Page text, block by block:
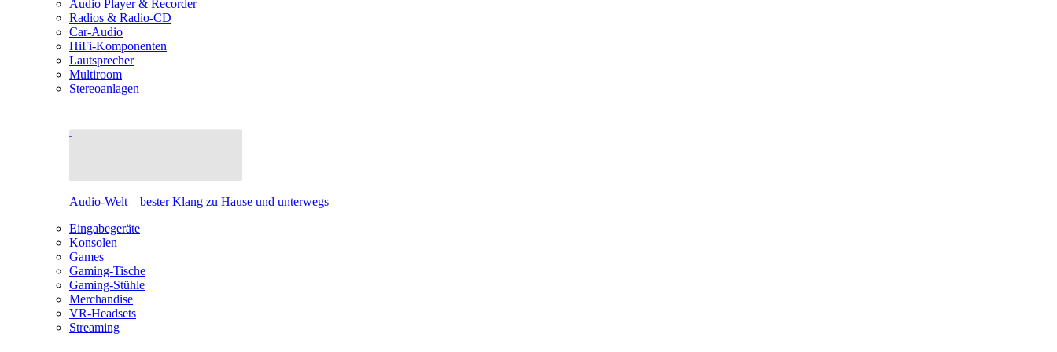
Audio Player & Recorder
Radios & Radio-CD
Car-Audio
HiFi-Komponenten
Lautsprecher
Multiroom
Stereoanlagen
Audio-Welt – bester Klang zu Hause und unterwegs
Eingabegeräte
Konsolen
Games
Gaming-Tische
Gaming-Stühle
Merchandise
VR-Headsets
Streaming